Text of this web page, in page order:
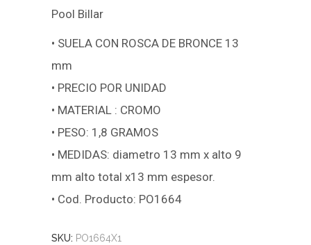
Pool Billar
• SUELA CON ROSCA DE BRONCE 13
mm
• PRECIO POR UNIDAD
• MATERIAL : CROMO
• PESO: 1,8 GRAMOS
• MEDIDAS: diametro 13 mm x alto 9
mm alto total x13 mm espesor.
• Cod. Producto: PO1664
SKU: PO1664X1